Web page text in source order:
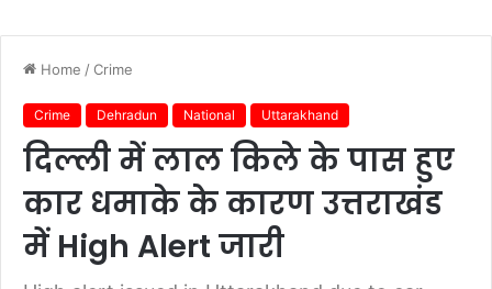
Home /Crime
Crime Dehradun National Uttarakhand
दिल्ली में लाल किले के पास हुए
कार धमाके के कारण उत्तराखंड
में High Alert जारी